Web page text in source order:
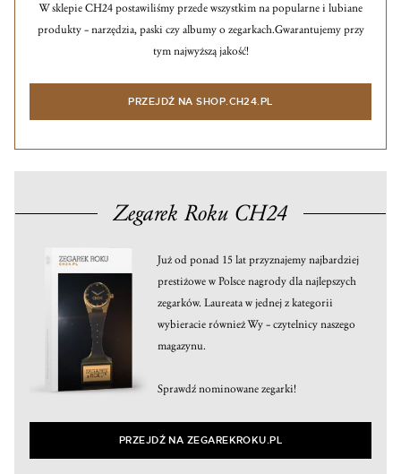
W sklepie CH24 postawiliśmy przede wszystkim na popularne i lubiane
produkty – narzędzia, paski czy albumy o zegarkach.Gwarantujemy przy
tym najwyższą jakość!
PRZEJDŹ NA SHOP.CH24.PL
Zegarek Roku CH24
Już od ponad 15 lat przyznajemy najbardziej
prestiżowe w Polsce nagrody dla najlepszych
zegarków. Laureata w jednej z kategorii
wybieracie również Wy – czytelnicy naszego
magazynu.
Sprawdź nominowane zegarki!
PRZEJDŹ NA ZEGAREKROKU.PL